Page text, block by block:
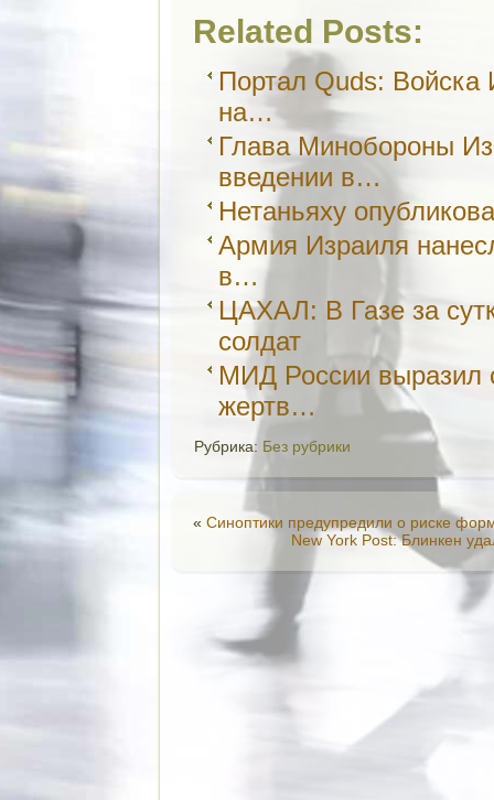
Related Posts:
Портал Quds: Войска
на…
Глава Минобороны
введении в…
Нетаньяху
Армия Израиля
в…
ЦАХАЛ: В Газе за
солдат
МИД России выразил
жертв…
Рубрика: Без рубрики
« Синоптики предупредили о риске
New York Post: Блинкен